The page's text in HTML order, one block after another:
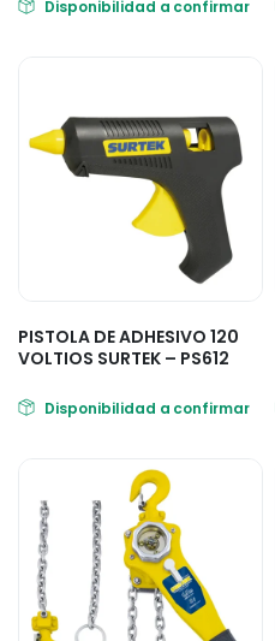
Disponibilidad a confirmar
PISTOLA DE ADHESIVO 120
VOLTIOS SURTEK – PS612
Disponibilidad a confirmar